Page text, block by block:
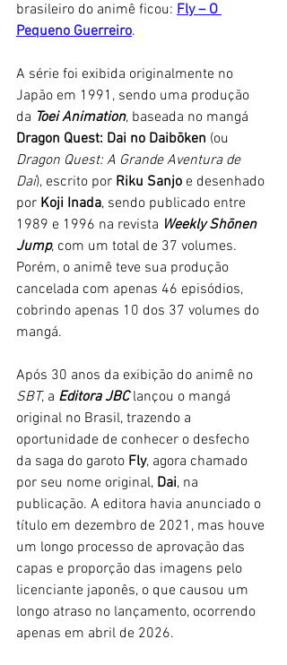
brasileiro do animê ficou: Fly – O
Pequeno Guerreiro.
A série foi exibida originalmente no
Japão em 1991, sendo uma produção
da Toei Animation, baseada no mangá
Dragon Quest: Dai no Daibōken (ou
Dragon Quest: A Grande Aventura de
Dai), escrito por Riku Sanjo e desenhado
por Koji Inada, sendo publicado entre
1989 e 1996 na revista Weekly Shōnen
Jump, com um total de 37 volumes.
Porém, o animê teve sua produção
cancelada com apenas 46 episódios,
cobrindo apenas 10 dos 37 volumes do
mangá.
Após 30 anos da exibição do animê no
SBT, a Editora JBC lançou o mangá
original no Brasil, trazendo a
oportunidade de conhecer o desfecho
da saga do garoto Fly, agora chamado
por seu nome original, Dai, na
publicação. A editora havia anunciado o
título em dezembro de 2021, mas houve
um longo processo de aprovação das
capas e proporção das imagens pelo
licenciante japonês, o que causou um
longo atraso no lançamento, ocorrendo
apenas em abril de 2026.